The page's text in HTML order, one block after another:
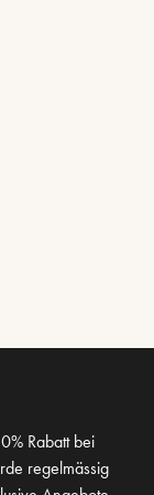
Rabatt bei
regelmässig